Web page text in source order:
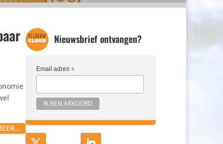
Nieuwsbrief ontvangen?
Email adres *